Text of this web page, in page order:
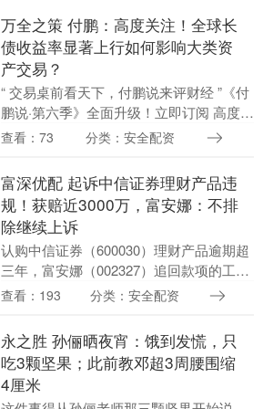
万全之策 付鹏：高度关注！全球长
债收益率显著上行如何影响大类资
产交易？
“ 交易桌前看天下，付鹏说来评财经 ”《付
鹏说·第六季》全面升级！立即订阅 高度关
注！全球长债收益率显著上行如何影响大
评财....
查看：73 分类：安全配资
富深优配 起诉中信证券理财产品违
规！获赔近3000万，富安娜：不排
除继续上诉
认购中信证券（600030）理财产品逾期超
三年，富安娜（002327）追回款项的工作
取得进展。 12月25日，富安娜公告，公司
查看：193 分类：安全配资
永之胜 孙俪晒夜宵：饿到发慌，只
吃3颗坚果；此前教邓超3周腰围缩
4厘米